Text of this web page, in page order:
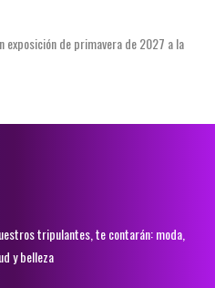
de primavera de 2027 a la
tripulantes, te contarán: moda,
y belleza